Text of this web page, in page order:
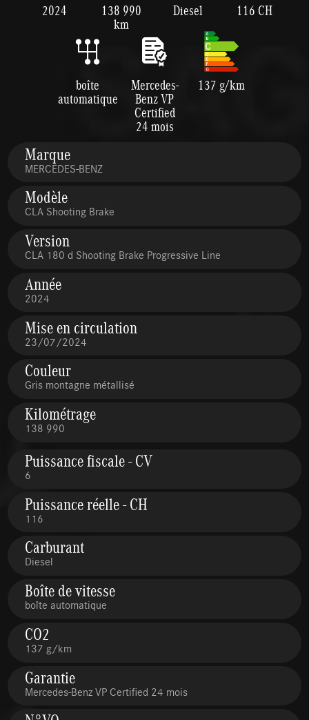
2024 138 990
km
Diesel 116 CH
boîte
automatique
Mercedes-
Benz VP
Certified
24 mois
137 g/km
Marque
MERCEDES-BENZ
Modèle
CLA Shooting Brake
Version
CLA 180 d Shooting Brake Progressive Line
Année
2024
Mise en circulation
23/07/2024
Couleur
Gris montagne métallisé
Kilométrage
138 990
Puissance fiscale - CV
6
Puissance réelle - CH
116
Carburant
Diesel
Boîte de vitesse
boîte automatique
CO2
137 g/km
Garantie
Mercedes-Benz VP Certified 24 mois